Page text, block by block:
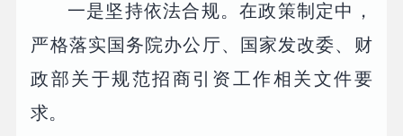
一是坚持依法合规。在政策制定中，
严格落实国务院办公厅、国家发改委、财
政部关于规范招商引资工作相关文件要
求。